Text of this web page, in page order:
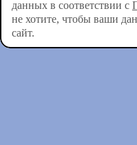
данных в соответствии с
не хотите, чтобы ваши
сайт.